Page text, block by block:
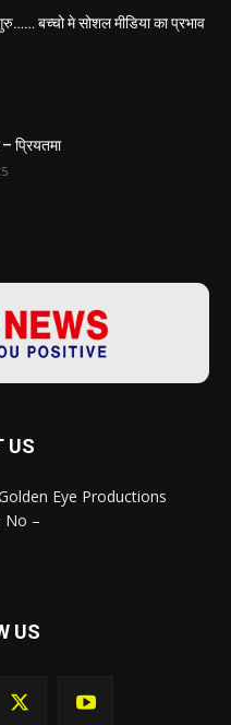
बच्चो मे सोशल मीडिया का प्रभाव
प्रियतमा
US
Eye Productions
No –
US